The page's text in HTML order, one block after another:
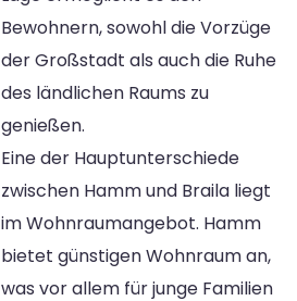
Bewohnern, sowohl die Vorzüge
der Großstadt als auch die Ruhe
des ländlichen Raums zu
genießen.
Eine der Hauptunterschiede
zwischen Hamm und Braila liegt
im Wohnraumangebot. Hamm
bietet günstigen Wohnraum an,
was vor allem für junge Familien